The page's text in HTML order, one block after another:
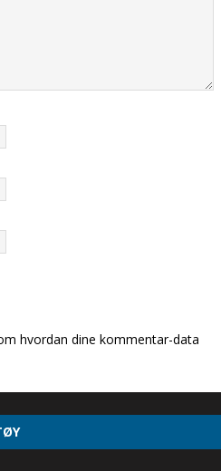
hvordan dine kommentar-data